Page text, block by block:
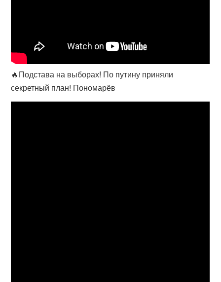
🔥Подстава на выборах! По путину приняли
секретный план! Пономарёв